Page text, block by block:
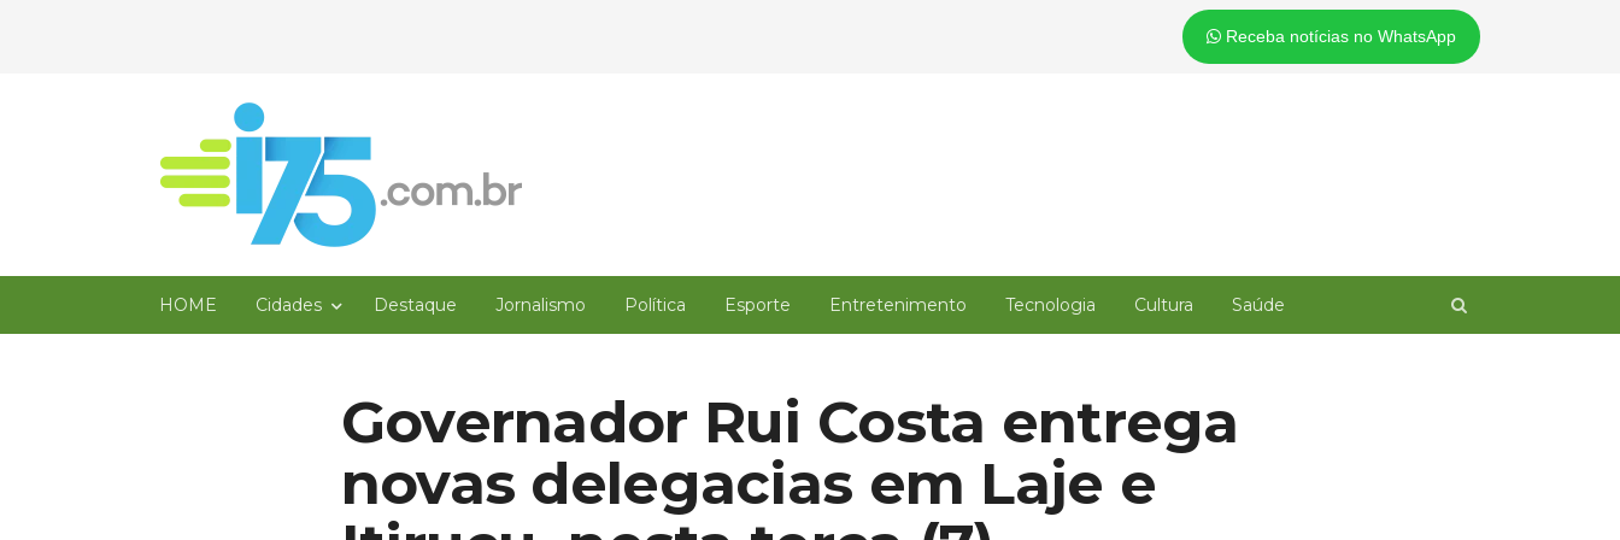
Receba notícias no WhatsApp
HOME Cidades Destaque Jornalismo Política Esporte Entretenimento Tecnologia Cultura Saúde
Governador Rui Costa entrega
novas delegacias em Laje e